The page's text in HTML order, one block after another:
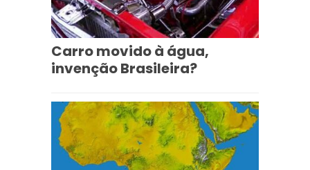
Carro movido à água,
invenção Brasileira?